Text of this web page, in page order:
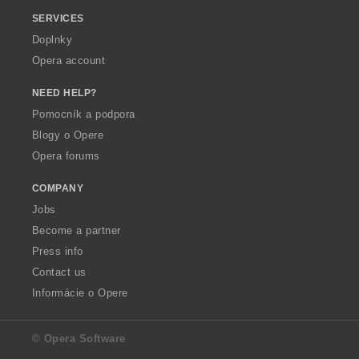
SERVICES
Doplnky
Opera account
NEED HELP?
Pomocník a podpora
Blogy o Opere
Opera forums
COMPANY
Jobs
Become a partner
Press info
Contact us
Informácie o Opere
© Opera Software